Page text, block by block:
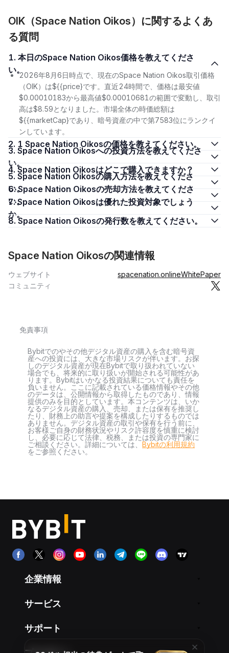
OIK（Space Nation Oikos）に関するよくあ
る質問
1. 本日のSpace Nation Oikos価格を教えてくださ
い。
2026年8月6日時点で、現在のSpace Nation Oikos取引価格
（OIK）は${{price}です。直近24時間で、価格は最安値
$0.00010183から最高値$0.00010681の範囲で変動し、取引
高は$8.59となりました。市場全体の時価総額は
${{marketCap}であり、暗号資産の中で第7583位にランクイ
ンしています。
2. 1 Space Nation Oikosの価格を教えてください。
3. Space Nation Oikosへの投資方法を教えてくださ
い。
4. Space Nation Oikosはどこで購入できますか？
5. Space Nation Oikosの購入方法を教えてくださ
い。
6. Space Nation Oikosの売却方法を教えてくださ
い。
7. Space Nation Oikosは優れた投資対象でしょう
か。
8. Space Nation Oikosの発行数を教えてください。
Space Nation Oikosの関連情報
ウェブサイト spacenation.onlineWhitePaper
コミュニティ
免責事項
Bybitでのやその他デジタル資産の購入を含む暗号資
産への投資には、大きな市場リスクが伴います。お探
しのデジタル資産が現在Bybitで取り扱われていない
場合でも、将来的に取り扱いが開始される可能性があ
ります。Bybitはいかなる投資結果についても責任を
負いません。ここに記載されている価格情報やその他
のデータは、公開情報から取得したものであり、情報
提供のみを目的としています。本コンテンツは、いか
なるデジタル資産の購入、売却、または保有を推奨し
たり、財務上の助言や提案を構成したりするものでは
ありません。デジタル資産の取引や保有を行う前に、
お客様ご自身の財務状況やリスク許容度を慎重に検討
し、必要に応じて法律、税務、または投資の専門家に
ご相談ください。詳細については、 Bybitの利用規約
をご参照ください。
企業情報
サービス
サポート